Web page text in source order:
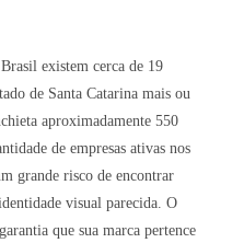
existem cerca de 19
de Santa Catarina mais ou
aproximadamente 550
de empresas ativas nos
grande risco de encontrar
visual parecida. O
que sua marca pertence